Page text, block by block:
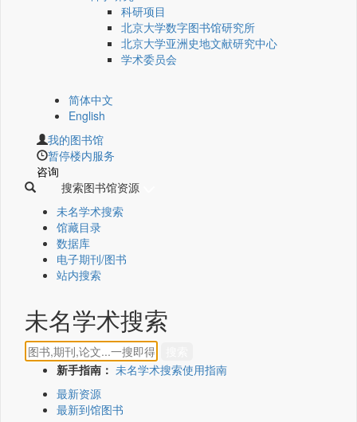
科研项目
北京大学数字图书馆研究所
北京大学亚洲史地文献研究中心
学术委员会
简体中文
English
我的图书馆
暂停楼内服务
咨询
搜索图书馆资源
未名学术搜索
馆藏目录
数据库
电子期刊/图书
站内搜索
未名学术搜索
新手指南： 未名学术搜索使用指南
最新资源
最新到馆图书